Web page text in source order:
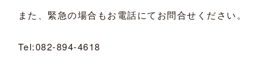
また、緊急の場合もお電話にてお問合せください。
Tel:082-894-4618